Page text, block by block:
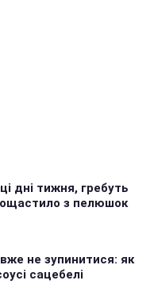
дні тижня, гребуть
з пелюшок
не зупинитися: як
сацебелі